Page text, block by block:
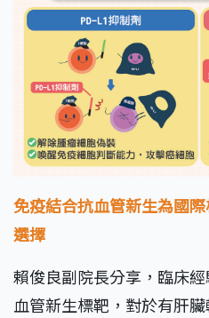
免疫結合抗血管新生為國
選擇
賴俊良副院長分享，臨床
血管新生標靶，對於有肝